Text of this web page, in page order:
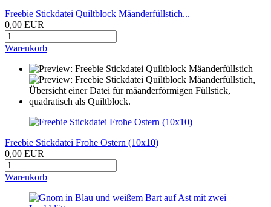
Freebie Stickdatei Quiltblock Mäanderfüllstich...
0,00 EUR
Warenkorb
Freebie Stickdatei Frohe Ostern (10x10)
0,00 EUR
Warenkorb